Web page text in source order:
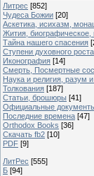
Литрес [852]
Чудеса Божии [20]
Аскетика, исихазм,
Жития, биографическое,
Тайна нашего спасения
Ступени духовного роста
Иконография [14]
Смерть, Посмертные
Наука и религия, разум
Толкования [187]
Статьи, брошюры [41]
Официальные
Последние времена [47]
Orthodox Books [36]
Скачать fb2 [10]
PDF [9]
ЛитРес [555]
Б [94]